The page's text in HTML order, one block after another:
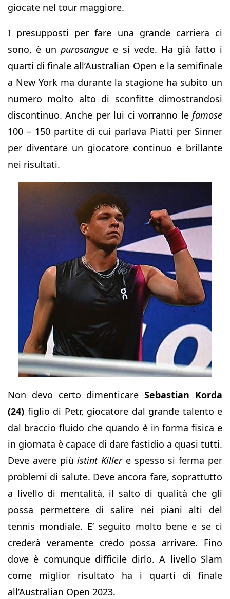
giocate nel tour maggiore.
I presupposti per fare una grande carriera ci
sono, è unpurosangue e si vede. Ha già fatto i
quarti di finale all’Australian Open e la semifinale
a New York ma durante la stagione ha subito un
numero molto alto di sconfitte dimostrandosi
discontinuo. Anche per lui ci vorranno le famose
100 – 150 partite di cui parlava Piatti per Sinner
per diventare un giocatore continuo e brillante
nei risultati.
Non devo certo dimenticareSebastian Korda
(24) figlio di Petr, giocatore dal grande talento e
dal braccio fluido che quando è in forma fisica e
in giornata è capace di dare fastidio a quasi tutti.
Deve avere piùistint Killere spesso si ferma per
problemi di salute. Deve ancora fare, soprattutto
a livello di mentalità, il salto di qualità che gli
possa permettere di salire nei piani alti del
tennis mondiale. E’ seguito molto bene e se ci
crederà veramente credo possa arrivare. Fino
dove è comunque difficile dirlo. A livello Slam
come miglior risultato ha i quarti di finale
all’Australian Open 2023.